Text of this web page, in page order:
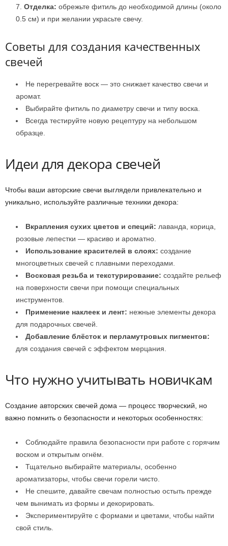
Отделка: обрежьте фитиль до необходимой длины (около
0.5 см) и при желании украсьте свечу.
Советы для создания качественных
свечей
Не перегревайте воск — это снижает качество свечи и
аромат.
Выбирайте фитиль по диаметру свечи и типу воска.
Всегда тестируйте новую рецептуру на небольшом
образце.
Идеи для декора свечей
Чтобы ваши авторские свечи выглядели привлекательно и
уникально, используйте различные техники декора:
Вкрапления сухих цветов и специй: лаванда, корица,
розовые лепестки — красиво и ароматно.
Использование красителей в слоях: создание
многоцветных свечей с плавными переходами.
Восковая резьба и текстурирование: создайте рельеф
на поверхности свечи при помощи специальных
инструментов.
Применение наклеек и лент: нежные элементы декора
для подарочных свечей.
Добавление блёсток и перламутровых пигментов:
для создания свечей с эффектом мерцания.
Что нужно учитывать новичкам
Создание авторских свечей дома — процесс творческий, но
важно помнить о безопасности и некоторых особенностях:
Соблюдайте правила безопасности при работе с горячим
воском и открытым огнём.
Тщательно выбирайте материалы, особенно
ароматизаторы, чтобы свечи горели чисто.
Не спешите, давайте свечам полностью остыть прежде
чем вынимать из формы и декорировать.
Экспериментируйте с формами и цветами, чтобы найти
свой стиль.